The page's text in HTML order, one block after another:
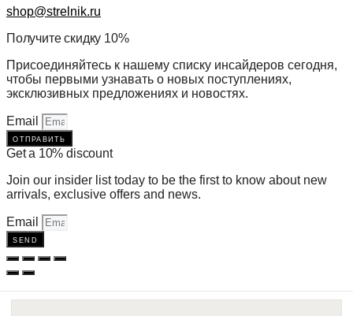
shop@strelnik.ru
Получите скидку 10%
Присоединяйтесь к нашему списку инсайдеров сегодня,
чтобы первыми узнавать о новых поступлениях,
эксклюзивных предложениях и новостях.
Email
отправить
Get a 10% discount
Join our insider list today to be the first to know about new
arrivals, exclusive offers and news.
Email
send